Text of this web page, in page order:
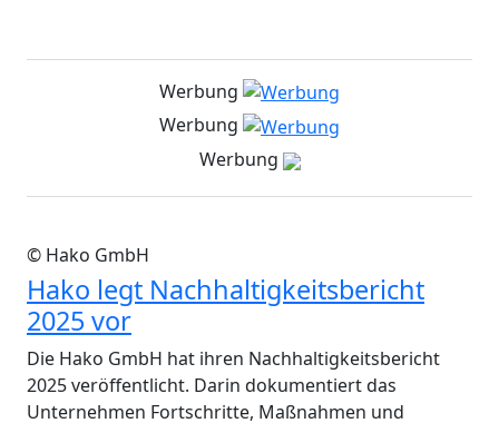
Werbung
Werbung
Werbung
© Hako GmbH
Hako legt Nachhaltigkeitsbericht
2025 vor
Die Hako GmbH hat ihren Nachhaltigkeitsbericht
2025 veröffentlicht. Darin dokumentiert das
Unternehmen Fortschritte, Maßnahmen und